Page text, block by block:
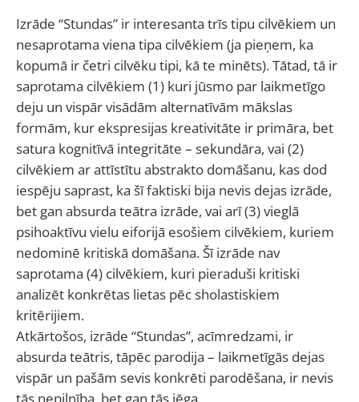
Izrāde “Stundas” ir interesanta trīs tipu cilvēkiem un
nesaprotama viena tipa cilvēkiem (ja pieņem, ka
kopumā ir četri cilvēku tipi, kā te minēts). Tātad, tā ir
saprotama cilvēkiem (1) kuri jūsmo par laikmetīgo
deju un vispār visādām alternatīvām mākslas
formām, kur ekspresijas kreativitāte ir primāra, bet
satura kognitīvā integritāte – sekundāra, vai (2)
cilvēkiem ar attīstītu abstrakto domāšanu, kas dod
iespēju saprast, ka šī faktiski bija nevis dejas izrāde,
bet gan absurda teātra izrāde, vai arī (3) vieglā
psihoaktīvu vielu eiforijā esošiem cilvēkiem, kuriem
nedominē kritiskā domāšana. Šī izrāde nav
saprotama (4) cilvēkiem, kuri pieraduši kritiski
analizēt konkrētas lietas pēc sholastiskiem
kritērijiem.
Atkārtošos, izrāde “Stundas”, acīmredzami, ir
absurda teātris, tāpēc parodija – laikmetīgās dejas
vispār un pašām sevis konkrēti parodēšana, ir nevis
tās nepilnība, bet gan tās jēga.